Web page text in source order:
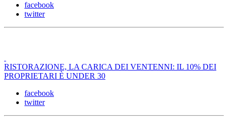
facebook
twitter
RISTORAZIONE, LA CARICA DEI VENTENNI: IL 10% DEI
PROPRIETARI È UNDER 30
facebook
twitter